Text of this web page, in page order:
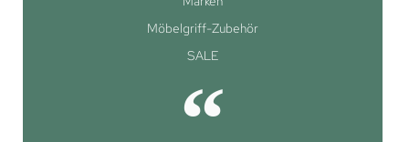
Möbelgriff-Zubehör
SALE